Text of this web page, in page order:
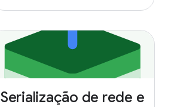
Serialização de rede e